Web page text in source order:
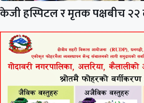
केजी हस्पिटल र मृतक पक्षबीच